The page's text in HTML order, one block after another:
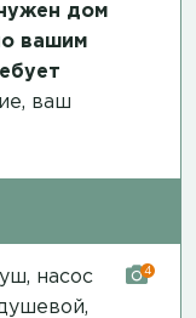
дом
вашим
ваш
насос
4